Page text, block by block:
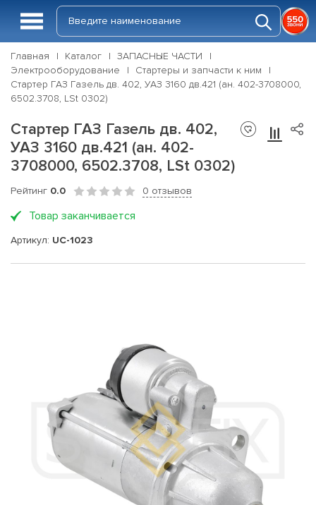
Главная Каталог
ЗАПАСНЫЕ ЧАСТИ
Электрооборудование
Стартеры и запчасти к ним
Стартер ГАЗ Газель дв. 402, УАЗ 3160 дв.421 (ан. 402-3708000,
6502.3708, LSt 0302)
Стартер ГАЗ Газель дв. 402,
УАЗ 3160 дв.421 (ан. 402-
3708000, 6502.3708, LSt 0302)
Рейтинг 0.0 0 отзывов
Товар заканчивается
Артикул: UC-1023